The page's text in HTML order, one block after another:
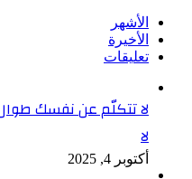
الأشهر
الأخيرة
تعليقات
لا تتكلّم عن نفسك
لا
أكتوبر 4, 2025